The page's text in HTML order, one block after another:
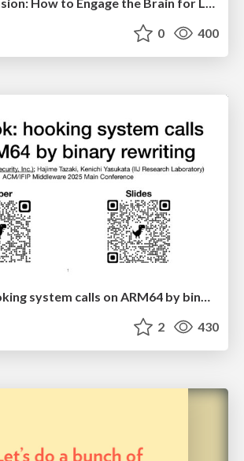
0 400
svc-hook: hooking system calls on ARM64 by binary rewriting
2 430